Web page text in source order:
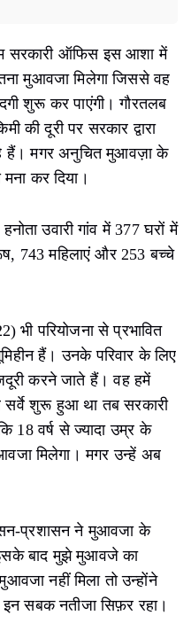
सरकारी ऑफिस इस आशा में
मुआवजा मिलेगा जिससे वह
शुरू कर पाएंगी। गौरतलब
की दूरी पर सरकार द्वारा
हैं। मगर अनुचित मुआवज़ा के
कर दिया।
उवारी गांव में 377 घरों में
743 महिलाएं और 253 बच्चे
भी परियोजना से प्रभावित
हैं। उनके परिवार के लिए
करने जाते हैं। वह हमें
सर्वे शुरू हुआ था तब सरकारी
18 वर्ष से ज्यादा उम्र के
मिलेगा। मगर उन्हें अब
प्रशासन ने मुआवजा के
बाद मुझे मुआवजे का
नहीं मिला तो उन्होंने
इन सबक नतीजा सिफ़र रहा।